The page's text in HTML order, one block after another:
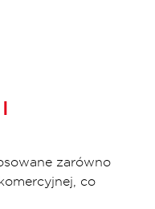
zarówno
co